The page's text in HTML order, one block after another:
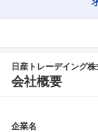
日産トレーデイング
会社概要
企業名